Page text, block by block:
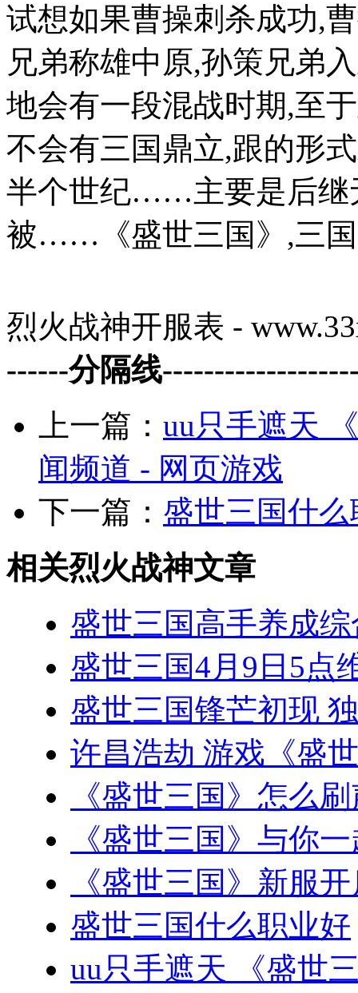
试想如果曹操刺杀成功,
兄弟称雄中原,孙策兄弟
地会有一段混战时期,至
不会有三国鼎立,跟的形
半个世纪……主要是后
被……《盛世三国》,三
烈火战神开服表 -
------分隔线
上一篇： uu只手遮天
闻频道 - 网页游戏
下一篇： 盛世三国什
相关烈火战神文章
盛世三国高手养成
盛世三国4月9日5点
盛世三国锋芒初现
许昌浩劫 游戏《盛
《盛世三国》怎么
《盛世三国》与你
《盛世三国》新服
盛世三国什么职业好
uu只手遮天 《盛世